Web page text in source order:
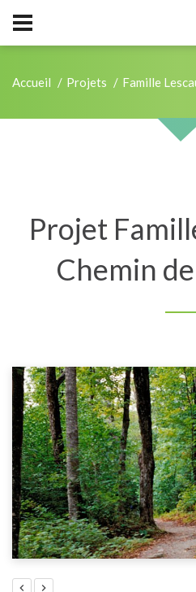
Accueil Projets Famille
Projet
Chemin